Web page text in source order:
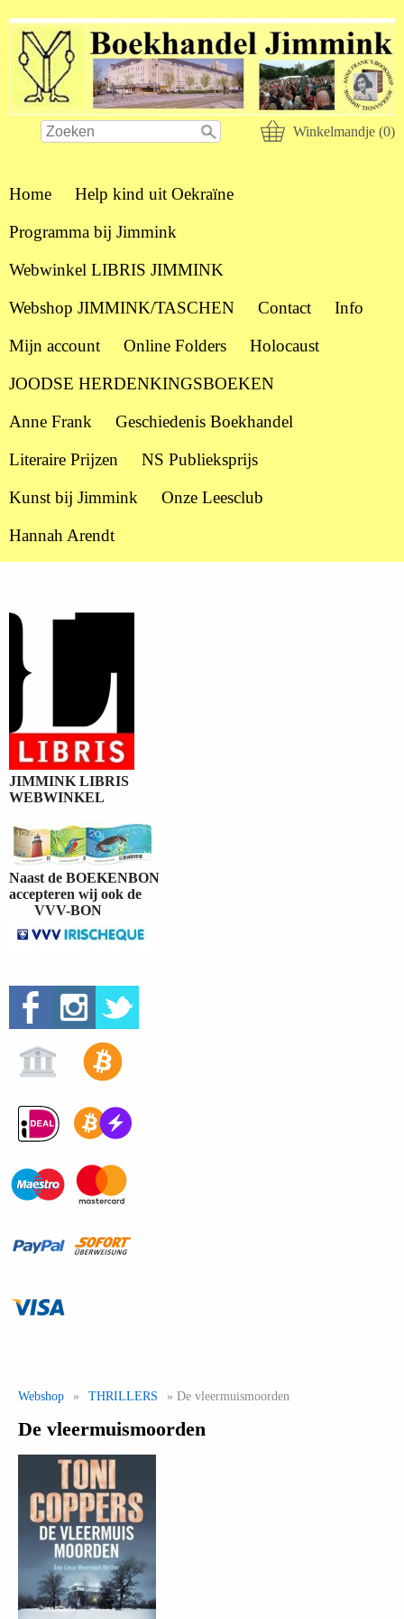
Winkelmandje (0)
Home
Help kind uit Oekraïne
Programma bij Jimmink
Webwinkel LIBRIS JIMMINK
Webshop JIMMINK/TASCHEN
Contact
Info
Mijn account
Online Folders
Holocaust
JOODSE HERDENKINGSBOEKEN
Anne Frank
Geschiedenis Boekhandel
Literaire Prijzen
NS Publieksprijs
Kunst bij Jimmink
Onze Leesclub
Hannah Arendt
JIMMINK LIBRIS
WEBWINKEL
Naast de BOEKENBON
accepteren wij ook de
VVV-BON
Webshop » THRILLERS » De vleermuismoorden
De vleermuismoorden